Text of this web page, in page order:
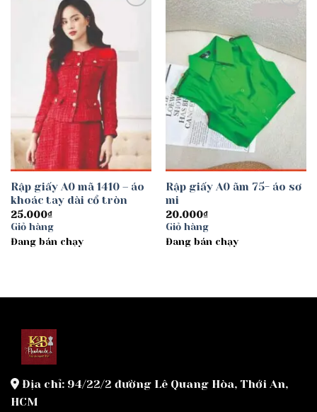
Rập giấy A0 mã 1410 – áo
khoác tay dài cổ tròn
25.000₫
Giỏ hàng
Đang bán chạy
wishlist
Rập giấy A0 ãm 75- áo sơ
mi
20.000₫
Giỏ hàng
Đang bán chạy
Địa chỉ: 94/22/2 đường Lê Quang Hòa, Thới An,
HCM